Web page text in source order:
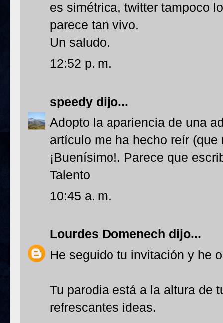
es simétrica, twitter tampoco
parece tan vivo.
Un saludo.
12:52 p. m.
speedy dijo...
Adopto la apariencia de una
artículo me ha hecho reír (que
¡Buenísimo!. Parece que
Talento
10:45 a. m.
Lourdes Domenech dijo...
He seguido tu invitación y he
Tu parodia está a la altura de
refrescantes ideas.